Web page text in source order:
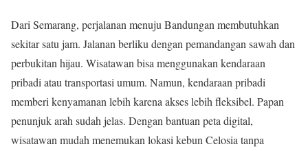
Dari Semarang, perjalanan menuju Bandungan membutuhkan
sekitar satu jam. Jalanan berliku dengan pemandangan sawah dan
perbukitan hijau. Wisatawan bisa menggunakan kendaraan
pribadi atau transportasi umum. Namun, kendaraan pribadi
memberi kenyamanan lebih karena akses lebih fleksibel. Papan
penunjuk arah sudah jelas. Dengan bantuan peta digital,
wisatawan mudah menemukan lokasi kebun Celosia tanpa